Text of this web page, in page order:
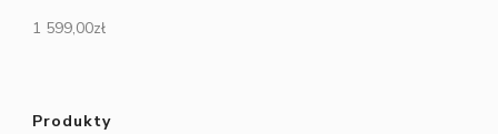
1 599,00zł
Produkty